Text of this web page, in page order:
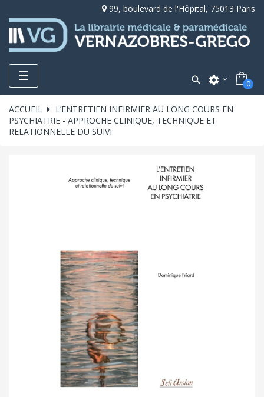
99, boulevard de l'Hôpital, 75013 Paris
Toggle
navigation
☰  settings 0
ACCUEIL
L’ENTRETIEN INFIRMIER AU LONG COURS EN
PSYCHIATRIE - APPROCHE CLINIQUE, TECHNIQUE ET
RELATIONNELLE DU SUIVI